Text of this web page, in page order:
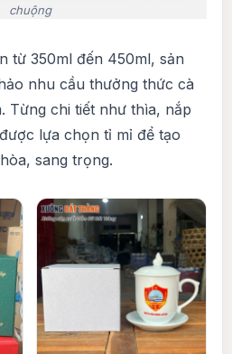
chuộng
từ 350ml đến 450ml, sản
nhu cầu thưởng thức cà
Từng chi tiết như thìa, nắp
lựa chọn tỉ mỉ để tạo
sang trọng.